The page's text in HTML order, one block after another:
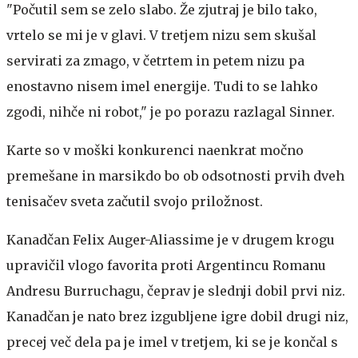
"Počutil sem se zelo slabo. Že zjutraj je bilo tako,
vrtelo se mi je v glavi. V tretjem nizu sem skušal
servirati za zmago, v četrtem in petem nizu pa
enostavno nisem imel energije. Tudi to se lahko
zgodi, nihče ni robot," je po porazu razlagal Sinner.
Karte so v moški konkurenci naenkrat močno
premešane in marsikdo bo ob odsotnosti prvih dveh
tenisačev sveta začutil svojo priložnost.
Kanadčan Felix Auger-Aliassime je v drugem krogu
upravičil vlogo favorita proti Argentincu Romanu
Andresu Burruchagu, čeprav je slednji dobil prvi niz.
Kanadčan je nato brez izgubljene igre dobil drugi niz,
precej več dela pa je imel v tretjem, ki se je končal s